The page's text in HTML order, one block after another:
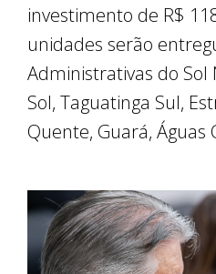
investimento de R$
unidades serão
Administrativas do Sol
Sol, Taguatinga Sul,
Quente, Guará, Águas